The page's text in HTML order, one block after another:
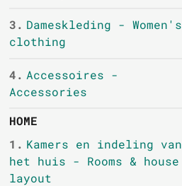
3. Dameskleding - Women's
clothing
4. Accessoires -
Accessories
HOME
1. Kamers en indeling van
het huis - Rooms & house
layout